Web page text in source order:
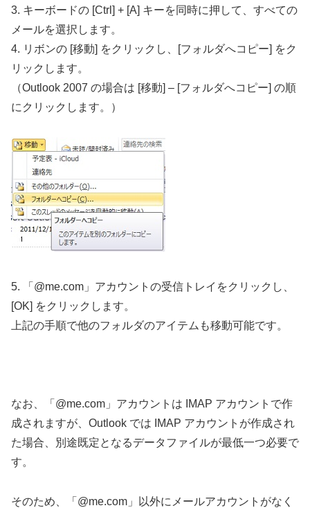
3. キーボードの [Ctrl] + [A] キーを同時に押して、すべての
メールを選択します。
4. リボンの [移動] をクリックし、[フォルダへコピー] をク
リックします。
（Outlook 2007 の場合は [移動] – [フォルダへコピー] の順
にクリックします。）
5. 「@me.com」アカウントの受信トレイをクリックし、
[OK] をクリックします。
上記の手順で他のフォルダのアイテムも移動可能です。
なお、「@me.com」アカウントは IMAP アカウントで作
成されますが、Outlook では IMAP アカウントが作成され
た場合、別途既定となるデータファイルが最低一つ必要で
す。
そのため、「@me.com」以外にメールアカウントがなく